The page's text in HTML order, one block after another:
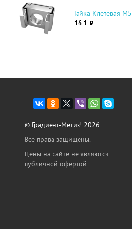
Гайка Клетевая
16.1 руб.
© Градиент-Метиз! 2026
Все права защищены.
Цены на сайте не являются
публичной офертой.